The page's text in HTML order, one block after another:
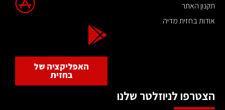
תקנון האתר
אודות בחזית מדיה
האפליקציה של
בחזית
הצטרפו לניוזלטר שלנו